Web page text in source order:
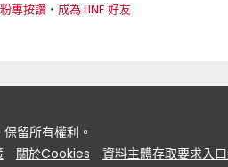
專按讚 ‧ 成為 LINE 好友
留所有權利。
關於Cookies 資料主體存取要求入